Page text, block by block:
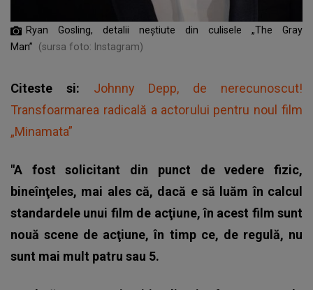
Ryan Gosling, detalii neștiute din culisele „The Gray
Man”
(sursa foto: Instagram)
Citeste si: Johnny Depp, de nerecunoscut!
Transfoarmarea radicală a actorului pentru noul film
„Minamata”
"A fost solicitant din punct de vedere fizic,
bineînţeles, mai ales că, dacă e să luăm în calcul
standardele unui film de acţiune, în acest film sunt
nouă scene de acţiune, în timp ce, de regulă, nu
sunt mai mult patru sau 5.